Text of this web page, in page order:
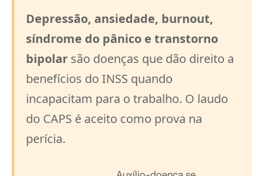
Depressão, ansiedade, burnout,
síndrome do pânico e transtorno
bipolar são doenças que dão direito a
benefícios do INSS quando
incapacitam para o trabalho. O laudo
do CAPS é aceito como prova na
perícia.